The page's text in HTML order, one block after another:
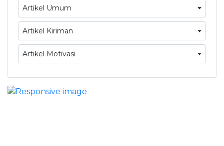
Artikel Umum
Artikel Kiriman
Artikel Motivasi